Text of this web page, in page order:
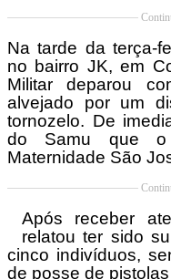
Na tarde da terça-
no bairro JK, em
Militar deparou
alvejado por um
tornozelo. De
do Samu que o
Maternidade São
Após receber
relatou ter sido
cinco indivíduos,
de posse de